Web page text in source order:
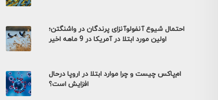
احتمال شیوع آنفولوآنزای پرندگان در واشنگتن؛
اولین مورد ابتلا در آمریکا در 9 ماهه اخیر
ام‌پاکس چیست و چرا موارد ابتلا در اروپا درحال
افزایش است؟